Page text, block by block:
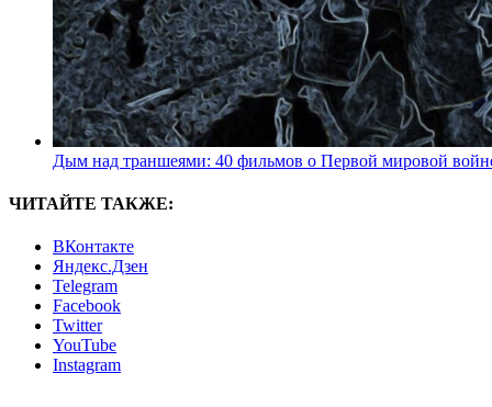
Дым над траншеями: 40 фильмов о Первой мировой
ЧИТАЙТЕ ТАКЖЕ:
ВКонтакте
Яндекс.Дзен
Telegram
Facebook
Twitter
YouTube
Instagram